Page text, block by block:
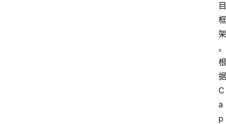
目
框
架
。
根
据
C
a
p